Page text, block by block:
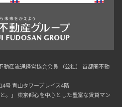
動産流通経営協会会員 （公社） 首都圏不動
号 青山タワープレイス4階
。」 東京都心を中心とした豊富な賃貸マン